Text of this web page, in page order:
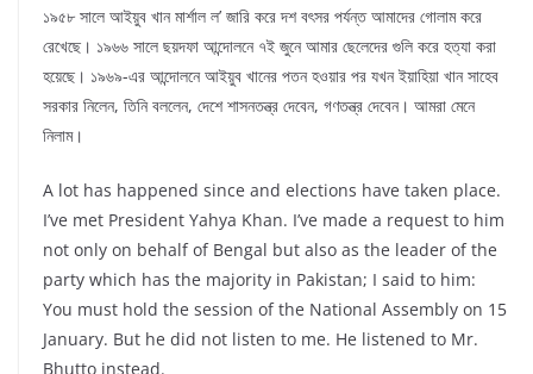
১৯৫৮ সালে আইয়ুব খান মার্শাল ল’ জারি করে দশ বৎসর পর্যন্ত আমাদের গোলাম করে
রেখেছে। ১৯৬৬ সালে ছয়দফা আন্দোলনে ৭ই জুনে আমার ছেলেদের গুলি করে হত্যা করা
হয়েছে। ১৯৬৯-এর আন্দোলনে আইয়ুব খানের পতন হওয়ার পর যখন ইয়াহিয়া খান সাহেব
সরকার নিলেন, তিনি বললেন, দেশে শাসনতন্ত্র দেবেন, গণতন্ত্র দেবেন। আমরা মেনে
নিলাম।
A lot has happened since and elections have taken place.
I’ve met President Yahya Khan. I’ve made a request to him
not only on behalf of Bengal but also as the leader of the
party which has the majority in Pakistan; I said to him:
You must hold the session of the National Assembly on 15
January. But he did not listen to me. He listened to Mr.
Bhutto instead.